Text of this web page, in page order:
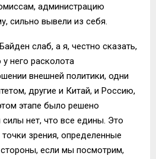
администрацию
сильно вывели из себя.
слаб, а я, честно сказать,
него расколота
внешней политики, одни
другие и Китай, и Россию,
этапе было решено
силы нет, что все едины. Это
зрения, определенные
если мы посмотрим,